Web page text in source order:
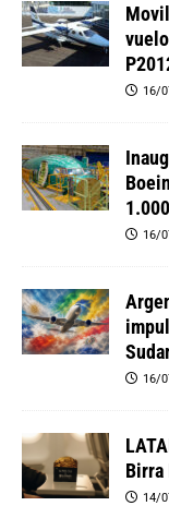
16/
16/
16/
Birra
14/